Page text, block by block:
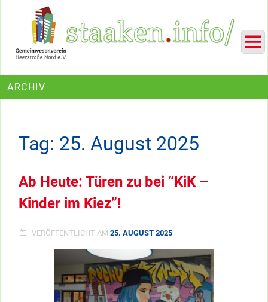
Ein Projekt des Gemeinwesenvereins Heerstraße Nord
ARCHIV
Tag: 25. August 2025
Ab Heute: Türen zu bei “KiK –
Kinder im Kiez”!
VERÖFFENTLICHT AM 25. AUGUST 2025